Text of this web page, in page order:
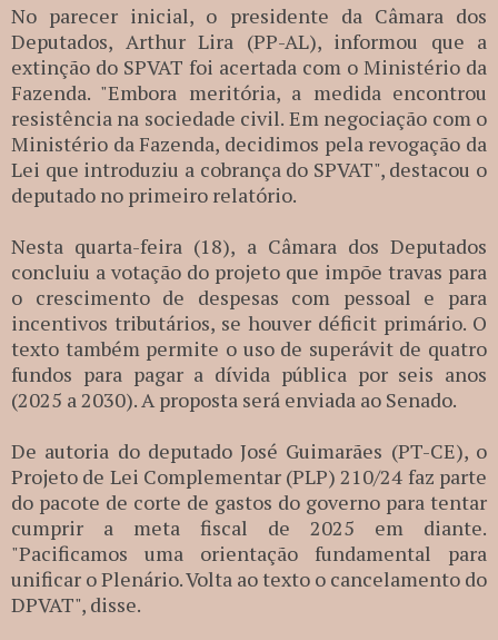
No parecer inicial, o presidente da Câmara dos
Deputados, Arthur Lira (PP-AL), informou que a
extinção do SPVAT foi acertada com o Ministério da
Fazenda. "Embora meritória, a medida encontrou
resistência na sociedade civil. Em negociação com o
Ministério da Fazenda, decidimos pela revogação da
Lei que introduziu a cobrança do SPVAT", destacou o
deputado no primeiro relatório.
Nesta quarta-feira (18), a Câmara dos Deputados
concluiu a votação do projeto que impõe travas para
o crescimento de despesas com pessoal e para
incentivos tributários, se houver déficit primário. O
texto também permite o uso de superávit de quatro
fundos para pagar a dívida pública por seis anos
(2025 a 2030). A proposta será enviada ao Senado.
De autoria do deputado José Guimarães (PT-CE), o
Projeto de Lei Complementar (PLP) 210/24 faz parte
do pacote de corte de gastos do governo para tentar
cumprir a meta fiscal de 2025 em diante.
"Pacificamos uma orientação fundamental para
unificar o Plenário. Volta ao texto o cancelamento do
DPVAT", disse.